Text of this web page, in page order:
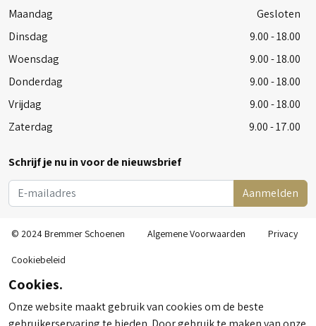
Maandag
Gesloten
Dinsdag
9.00 - 18.00
Woensdag
9.00 - 18.00
Donderdag
9.00 - 18.00
Vrijdag
9.00 - 18.00
Zaterdag
9.00 - 17.00
Schrijf je nu in voor de nieuwsbrief
Aanmelden
© 2024 Bremmer Schoenen Algemene Voorwaarden Privacy
Cookiebeleid
Cookies.
Onze website maakt gebruik van cookies om de beste